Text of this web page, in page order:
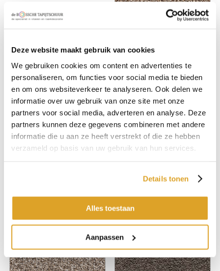
Deze website maakt gebruik van cookies
We gebruiken cookies om content en advertenties te
personaliseren, om functies voor social media te bieden
en om ons websiteverkeer te analyseren. Ook delen we
informatie over uw gebruik van onze site met onze
partners voor social media, adverteren en analyse. Deze
partners kunnen deze gegevens combineren met andere
informatie die u aan ze heeft verstrekt of die ze hebben
verzameld op basis van uw gebruik van hun services.
Details tonen
Alles toestaan
Aanpassen
Montinique Briljant
€ 34,75 p/m2
€ 42,25 p/m2
Montinique Presto 92
€ 42,25 p/m2